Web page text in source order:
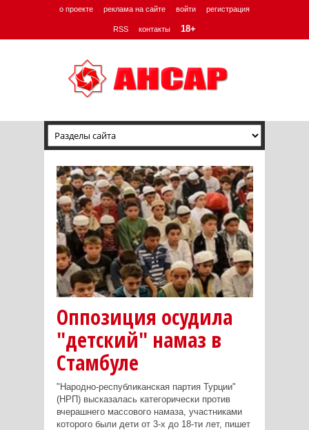
о проекте реклама на сайте войти регистрация
RSS контакты 18+
Оппозиция осудила
"детский" намаз в
Стамбуле
"Народно-республиканская партия Турции"
(НРП) высказалась категорически против
вчерашнего массового намаза, участниками
которого были дети от 3-х до 18-ти лет, пишет